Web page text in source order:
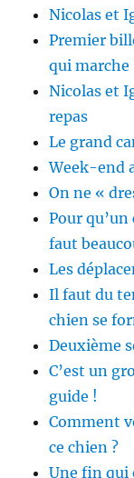
Nicolas et
Premier
qui marche
Nicolas et
repas
Le grand
Week-end
On ne «
Pour
faut
Les
Il faut du
chien se
Deuxième
C’est un
guide !
Comment
ce chien ?
Une fin qui